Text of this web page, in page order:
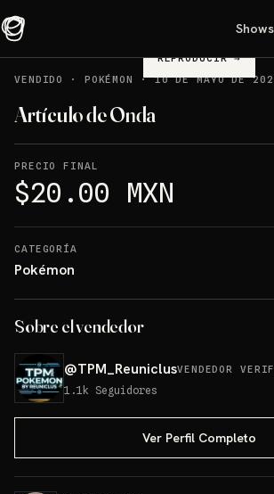
Shows
REPRODUCIR→
VENDIDO
· POKÉMON ·10 DE MAYO DE
Artículo de Onda
PRECIO FINAL
$20.00 MXN
CATEGORÍA
Pokémon
Sobre el vendedor
@TPM_ReuniclusVENDEDOR
1.1k Seguidores
Ver Perfil Completo